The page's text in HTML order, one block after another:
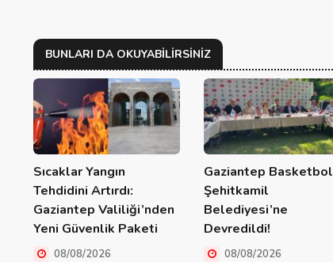
BUNLARI DA OKUYABILIRSINIZ
Sıcaklar Yangın
Tehdidini Artırdı:
Gaziantep Valiliği’nden
Yeni Güvenlik Paketi
08/08/2026
Gaziantep Basketbol
Şehitkamil
Belediyesi’ne
Devredildi!
08/08/2026